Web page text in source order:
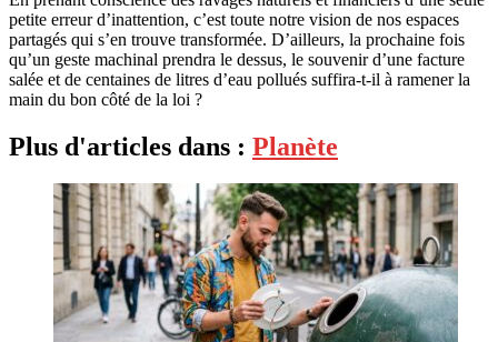
petite erreur d’inattention, c’est toute notre vision de nos espaces
partagés qui s’en trouve transformée. D’ailleurs, la prochaine fois
qu’un geste machinal prendra le dessus, le souvenir d’une facture
salée et de centaines de litres d’eau pollués suffira-t-il à ramener la
main du bon côté de la loi ?
Plus d'articles dans : Planète